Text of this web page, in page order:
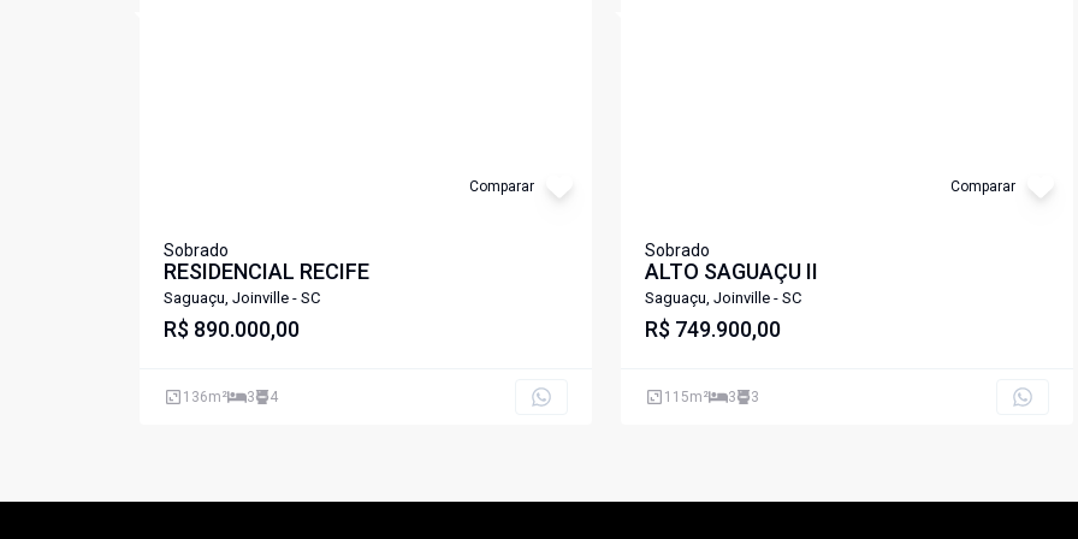
Comparar
Sobrado
RESIDENCIAL RECIFE
Saguaçu, Joinville - SC
R$ 890.000,00
136m² 3 4
Comparar
Sobrado
ALTO SAGUAÇU II
Saguaçu, Joinville - SC
R$ 749.900,00
115m² 3 3